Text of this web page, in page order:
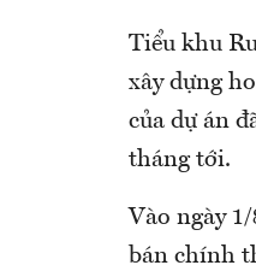
Tiểu khu
xây dựng
của dự án
tháng tới.
Vào ngày
bán chính